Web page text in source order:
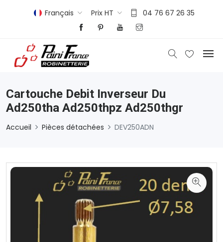
Français Prix HT 04 76 67 26 35
Cartouche Debit Inverseur Du
Ad250tha Ad250thpz Ad250thgr
Accueil Pièces détachées DEV250ADN